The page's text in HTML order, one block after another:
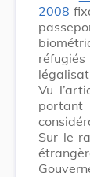
2008
Vu
Sur le